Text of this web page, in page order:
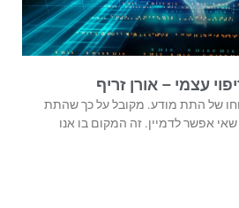
עצמי – אורן זריף
של התת מודע. מקובל על כך שהתת
אפשר לדמיין. זה המקום בו אנו